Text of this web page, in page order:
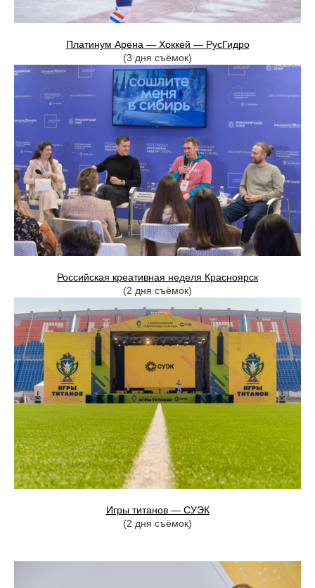
Платинум Арена — Хоккей — РусГидро
(3 дня съёмок)
Российская креативная неделя Красноярск
(2 дня съёмок)
Игры титанов — СУЭК
(2 дня съёмок)